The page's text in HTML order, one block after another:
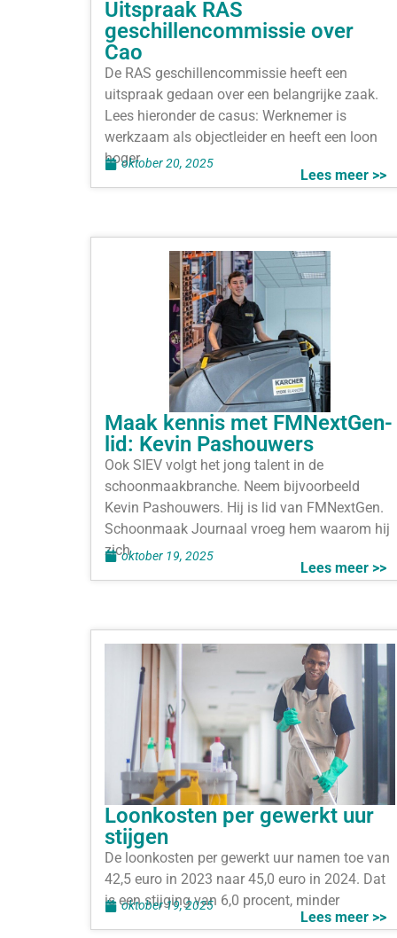
Uitspraak RAS
geschillencommissie over
Cao
De RAS geschillencommissie heeft een
uitspraak gedaan over een belangrijke zaak.
Lees hieronder de casus: Werknemer is
werkzaam als objectleider en heeft een loon
hoger
Lees meer >>
oktober 20, 2025
Maak kennis met FMNextGen-
lid: Kevin Pashouwers
Ook SIEV volgt het jong talent in de
schoonmaakbranche. Neem bijvoorbeeld
Kevin Pashouwers. Hij is lid van FMNextGen.
Schoonmaak Journaal vroeg hem waarom hij
zich
Lees meer >>
oktober 19, 2025
Loonkosten per gewerkt uur
stijgen
De loonkosten per gewerkt uur namen toe van
42,5 euro in 2023 naar 45,0 euro in 2024. Dat
is een stijging van 6,0 procent, minder
Lees meer >>
oktober 19, 2025